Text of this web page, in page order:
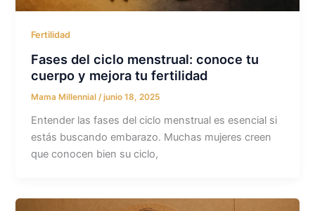
Fertilidad
Fases del ciclo menstrual: conoce tu
cuerpo y mejora tu fertilidad
Mama Millennial/junio 18, 2025
Entender las fases del ciclo menstrual es esencial si
estás buscando embarazo. Muchas mujeres creen
que conocen bien su ciclo,